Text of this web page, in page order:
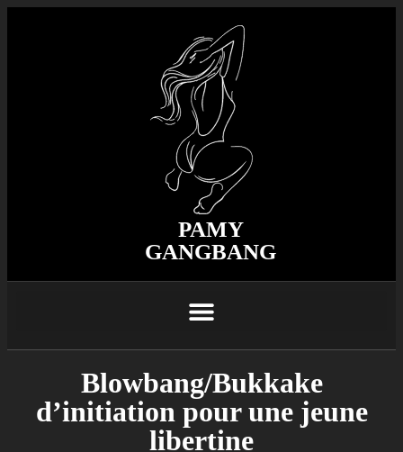
PAMY
GANGBANG
Blowbang/Bukkake
d’initiation pour une jeune
libertine